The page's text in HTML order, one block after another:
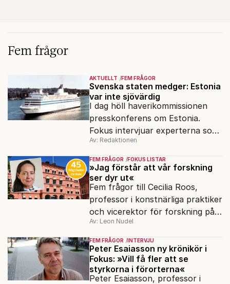
Fem frågor
AKTUELLT FEM FRÅGOR
Svenska staten medger: Estonia
var inte sjövärdig
I dag höll haverikommissionen
presskonferens om Estonia.
Fokus intervjuar experterna som
sagt samma sak sen 2003.
Av: Redaktionen
FEM FRÅGOR FOKUS LISTAR
»Jag förstår att vår forskning
ser dyr ut«
Fem frågor till Cecilia Roos,
professor i konstnärliga praktiker
och vicerektor för forskning på
Stockholms konstnärliga
högskola, angående forskningen
och kritiken i medier.
Av: Leon Nudel
FEM FRÅGOR INTERVJU
Peter Esaiasson ny krönikör i
Fokus: »Vill få fler att se
styrkorna i förorterna«
Peter Esaiasson, professor i